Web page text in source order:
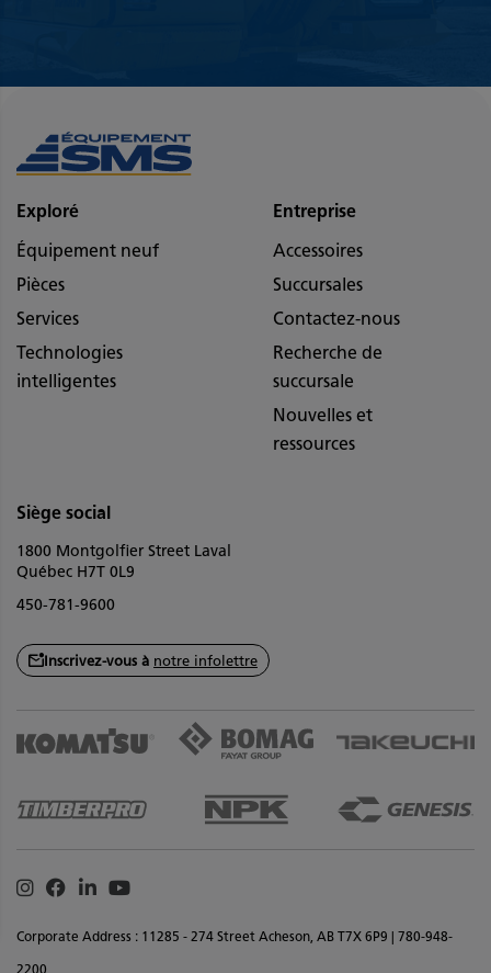
Exploré
Équipement neuf
Pièces
Services
Technologies
intelligentes
Entreprise
Accessoires
Succursales
Contactez-nous
Recherche de
succursale
Nouvelles et
ressources
Siège social
1800 Montgolfier Street Laval
Québec H7T 0L9
450-781-9600
Inscrivez-vous à notre infolettre
Corporate Address : 11285 - 274 Street Acheson, AB T7X 6P9 | 780-948-
2200
Instagram
Facebook
LinkedinYoutube